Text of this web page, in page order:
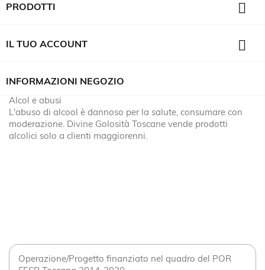
PRODOTTI 
IL TUO ACCOUNT 
INFORMAZIONI NEGOZIO
Alcol e abusi
L'abuso di alcool è dannoso per la salute, consumare con
moderazione. Divine Golosità Toscane vende prodotti
alcolici solo a clienti maggiorenni.
Operazione/Progetto finanziato nel quadro del POR